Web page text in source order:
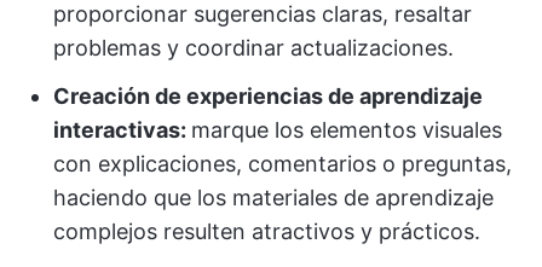
proporcionar sugerencias claras, resaltar
problemas y coordinar actualizaciones.
Creación de experiencias de aprendizaje
interactivas: marque los elementos visuales
con explicaciones, comentarios o preguntas,
haciendo que los materiales de aprendizaje
complejos resulten atractivos y prácticos.